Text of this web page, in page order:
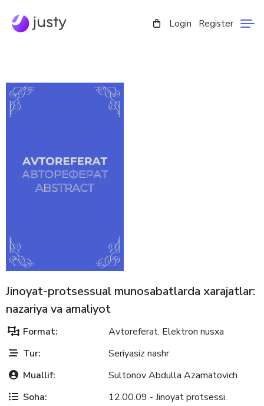
Login Register
Jinoyat-protsessual munosabatlarda xarajatlar:
nazariya va amaliyot
Format: Avtoreferat, Elektron nusxa
Tur:
Seriyasiz nashr
Muallif:
Sultonov Abdulla Azamatovich
Soha:
12.00.09 - Jinoyat protsessi.